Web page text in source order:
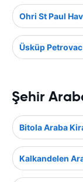
Ohri St Paul
Üsküp Petrovac
Şehir
Bitola Araba
Kalkandelen